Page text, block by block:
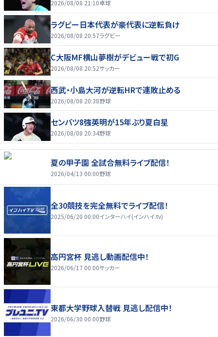
2026/08/08 21:10卓球
ラグビー日本代表が豪代表に逆転負け
2026/08/08 20:57ラグビー
C大阪MF横山夢樹がデビュー戦で初G
2026/08/08 20:52サッカー
西武・小島大河が逆転HRで連敗止める
2026/08/08 20:38野球
センバツ8強英明が15年ぶり夏白星
2026/08/08 20:34野球
夏の甲子園 全試合無料ライブ配信！
2026/04/13 00:00野球
全30競技を完全無料でライブ配信！
2025/06/20 00:00インターハイ(インハイ.tv)
高円宮杯 見逃し動画配信中！
2026/06/17 00:00サッカー
東都大学野球入替戦 見逃し配信中！
2026/06/30 00:00野球